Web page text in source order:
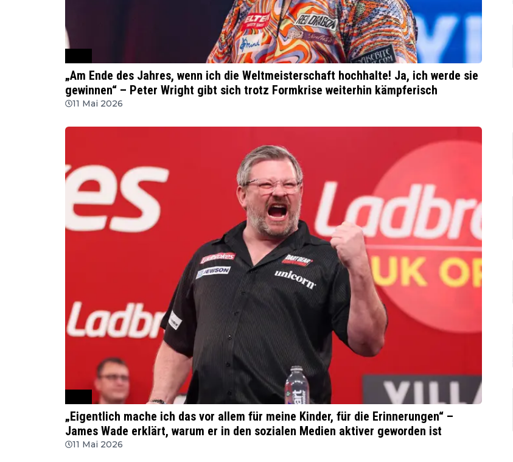
„Am Ende des Jahres, wenn ich die Weltmeisterschaft hochhalte! Ja, ich werde sie
gewinnen“ – Peter Wright gibt sich trotz Formkrise weiterhin kämpferisch
11 Mai 2026
„Eigentlich mache ich das vor allem für meine Kinder, für die Erinnerungen“ –
James Wade erklärt, warum er in den sozialen Medien aktiver geworden ist
11 Mai 2026